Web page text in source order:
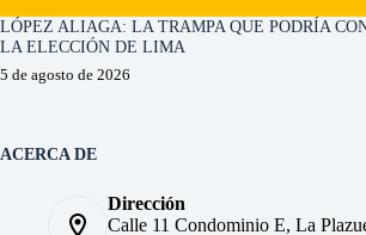
LÓPEZ ALIAGA: LA TRAMPA QUE PODRÍA
LA ELECCIÓN DE LIMA
5 de agosto de 2026
ACERCA DE
Dirección
Calle 11 Condominio E, La